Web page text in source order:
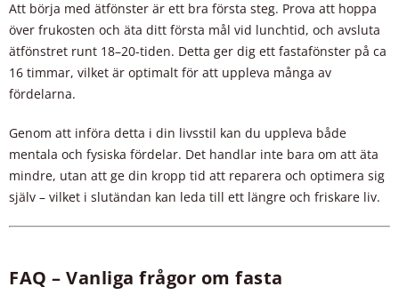
Att börja med ätfönster är ett bra första steg. Prova att hoppa
över frukosten och äta ditt första mål vid lunchtid, och avsluta
ätfönstret runt 18–20-tiden. Detta ger dig ett fastafönster på ca
16 timmar, vilket är optimalt för att uppleva många av
fördelarna.
Genom att införa detta i din livsstil kan du uppleva både
mentala och fysiska fördelar. Det handlar inte bara om att äta
mindre, utan att ge din kropp tid att reparera och optimera sig
själv – vilket i slutändan kan leda till ett längre och friskare liv.
FAQ – Vanliga frågor om fasta